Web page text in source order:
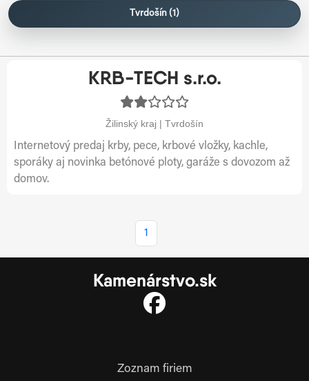
Tvrdošín (1)
KRB-TECH s.r.o.
Žilinský kraj | Tvrdošín
Internetový predaj krby, pece, krbové vložky, kachle,
sporáky aj novinka betónové ploty, garáže s dovozom až
domov.
1
Kamenárstvo.sk
Zoznam firiem